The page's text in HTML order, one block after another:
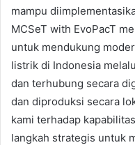
mampu
MCSeT with EvoPacT
untuk mendukung
listrik di Indonesia
dan terhubung secara
dan diproduksi secara
kami terhadap
langkah strategis untuk